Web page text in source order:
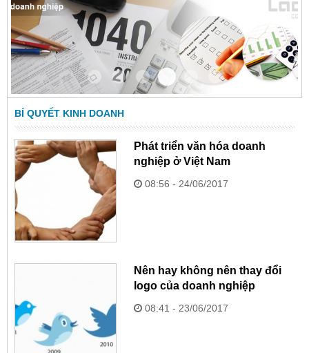
Item 0Item 1Item 2Item 3Item 4Item 5
BÍ QUYẾT KINH DOANH
Phát triển văn hóa doanh
nghiệp ở Việt Nam
08:56 - 24/06/2017
Nên hay không nên thay đổi
logo của doanh nghiệp
08:41 - 23/06/2017